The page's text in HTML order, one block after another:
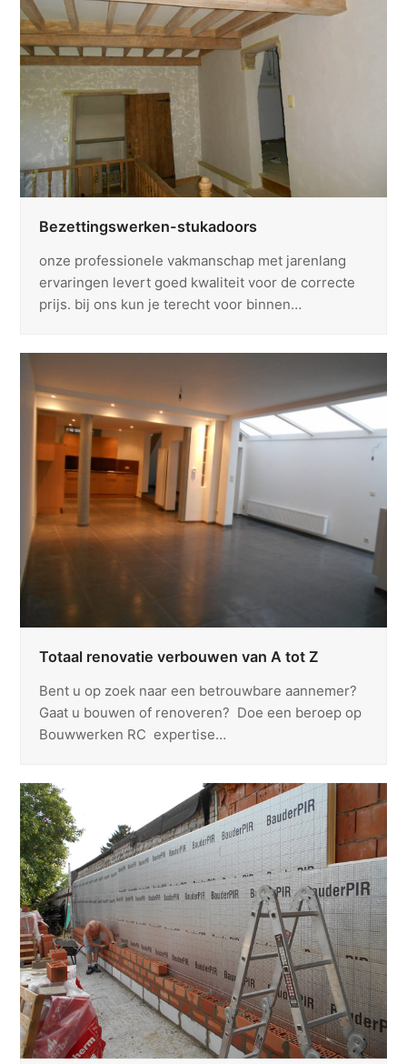
Bezettingswerken-stukadoors
onze professionele vakmanschap met jarenlang
ervaringen levert goed kwaliteit voor de correcte
prijs. bij ons kun je terecht voor binnen…
Totaal renovatie verbouwen van A tot Z
Bent u op zoek naar een betrouwbare aannemer?
Gaat u bouwen of renoveren? Doe een beroep op
Bouwwerken RC expertise…